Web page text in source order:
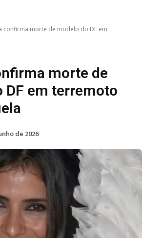
confirma morte de modelo do DF em
morte de
DF em terremoto
de 2026